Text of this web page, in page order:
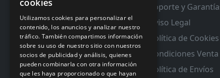
RMA y Garantias
Soporte y
Aviso Legal
Política de Cookies
Condiciones Venta
Política de Envíos
cookies
Utilizamos cookies para personalizar el
contenido, los anuncios y analizar nuestro
tráfico. También compartimos información
sobre su uso de nuestro sitio con nuestros
socios de publicidad y análisis, quienes
pueden combinarla con otra información
que les haya proporcionado o que hayan